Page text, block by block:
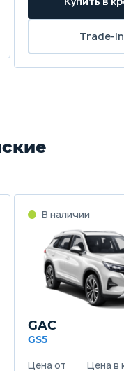
GAC
GS5